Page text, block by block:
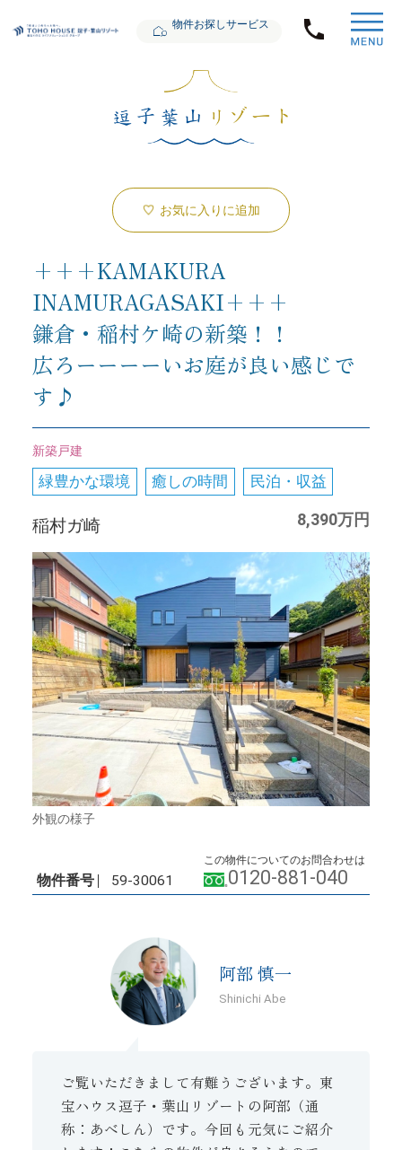
物件お探しサービス
お気に入りに追加
+++KAMAKURA
INAMURAGASAKI+++
鎌倉・稲村ケ崎の新築！！
広ろーーーーいお庭が良い感じで
す♪
新築戸建
緑豊かな環境 癒しの時間 民泊・収益
稲村ガ崎 8,390万円
外観の様子
物件番号 59-30061
この物件についてのお問合わせは
0120-881-040
阿部 慎一
Shinichi Abe
ご覧いただきまして有難うございます。東
宝ハウス逗子・葉山リゾートの阿部（通
称：あべしん）です。今回も元気にご紹介